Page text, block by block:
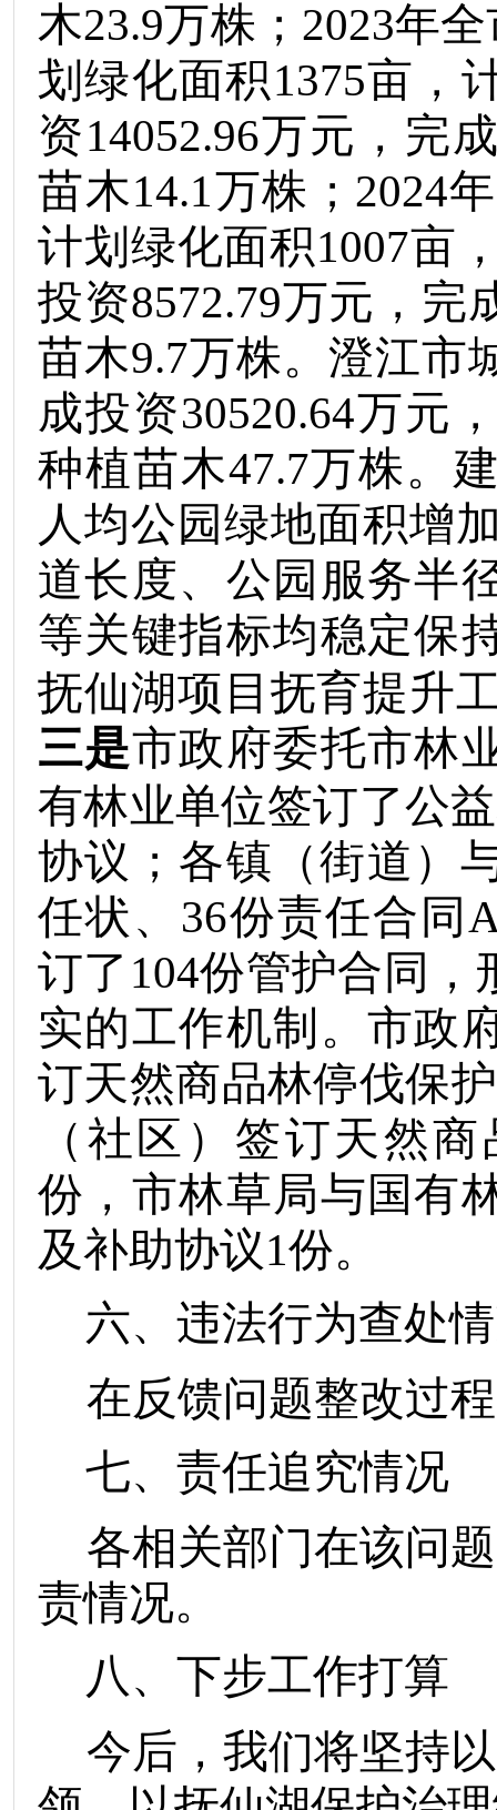
木23.9万株； 2023年
划绿化面积1375亩，
资14052.96万元，完
苗木14.1万株； 2024
计划绿化面积1007亩
投资8572.79万元，完
苗木9.7万株。澄江市
成投资30520.64万元
种植苗木47.7万株。
人均公园绿地面积增
道长度、公园服务半
等关键指标均稳定保
抚仙湖项目抚育提升
三是市政府委托市林
有林业单位签订了公
协议；各镇（街道）
任状、 36份责任合同
订了 104份管护合同，
实的工作机制。市政
订天然商品林停伐保
（社区）签订天然
份，市林草局与国有
及补助协议1份。
六、违法行为查处
在反馈问题整改过
七、责任追究情况
各相关部门在该问
责情况。
八、 下步工作打算
今后，我们将坚持